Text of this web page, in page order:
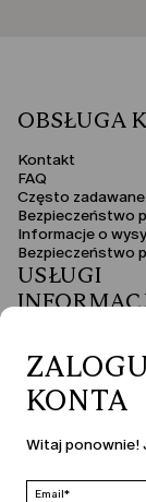
OBSŁUGA
Kontakt
FAQ
Często
Bezpieczeństwo
Informacje o
Bezpieczeństwo
USŁUGI
edycja
KONTA
Witaj ponownie!
Email*